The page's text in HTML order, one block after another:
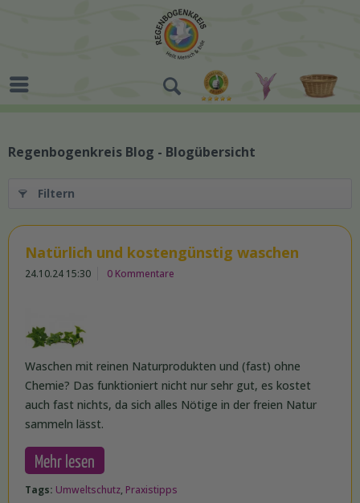
Regenbogenkreis Blog - Blogübersicht
Filtern
Natürlich und kostengünstig waschen
24.10.24 15:30 0 Kommentare
Waschen mit reinen Naturprodukten und (fast) ohne
Chemie? Das funktioniert nicht nur sehr gut, es kostet
auch fast nichts, da sich alles Nötige in der freien Natur
sammeln lässt.
Mehr lesen
Tags: Umweltschutz, Praxistipps